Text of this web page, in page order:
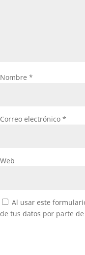
Nombre *
Correo electrónico *
Web
Al usar este
de tus datos por parte